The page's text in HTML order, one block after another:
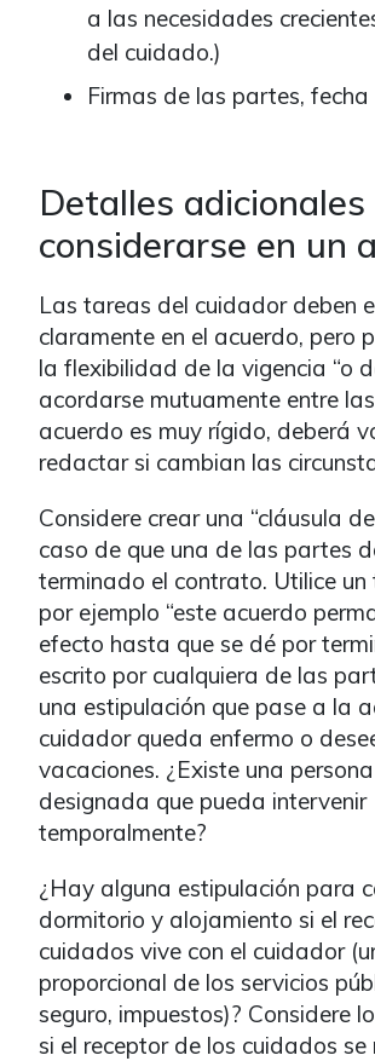
a las necesidades
del cuidado.)
Firmas de las partes,
Detalles adicionales
considerarse en un
Las tareas del cuidador deben
claramente en el acuerdo, pero
la flexibilidad de la vigencia “o
acordarse mutuamente entre
acuerdo es muy rígido, deberá
redactar si cambian las
Considere crear una “cláusula
caso de que una de las partes
terminado el contrato. Utilice un
por ejemplo “este acuerdo
efecto hasta que se dé por
escrito por cualquiera de las
una estipulación que pase a la
cuidador queda enfermo o
vacaciones. ¿Existe una
designada que pueda intervenir
temporalmente?
¿Hay alguna estipulación para
dormitorio y alojamiento si el
cuidados vive con el cuidador
proporcional de los servicios
seguro, impuestos)? Considere
si el receptor de los cuidados